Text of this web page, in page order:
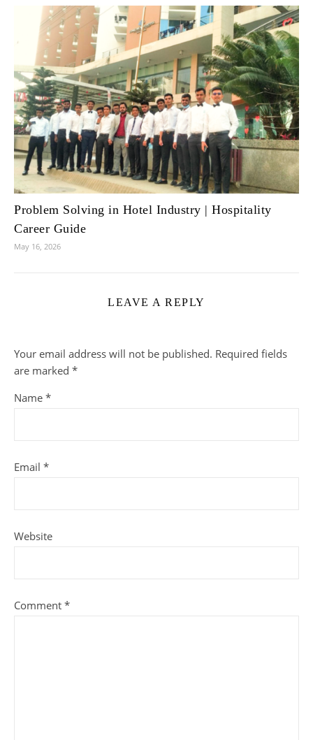
Problem Solving in Hotel Industry | Hospitality
Career Guide
May 16, 2026
LEAVE A REPLY
Your email address will not be published. Required fields
are marked *
Name *
Email *
Website
Comment *